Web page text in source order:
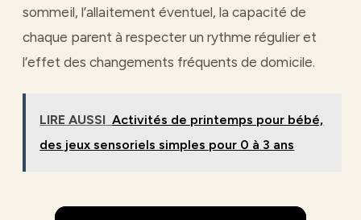
sommeil, l’allaitement éventuel, la capacité de
chaque parent à respecter un rythme régulier et
l’effet des changements fréquents de domicile.
LIRE AUSSI Activités de printemps pour bébé,
des jeux sensoriels simples pour 0 à 3 ans